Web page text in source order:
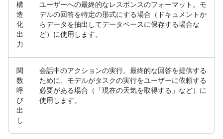
構
造
化
出
力
ユーザーへの最終的なレスポンスのフォーマット。 モ
デルの回答を特定の形式にする場合（ドキュメントか
らデータを抽出してデータベースに保存する場合な
ど）に使用します。
関
数
呼
び
出
し
会話中のアクションの実行。 最終的な回答を提供する
ために、モデルがタスクの実行をユーザーに依頼する
必要がある場合（「現在の天気を取得する」など）に
使用します。